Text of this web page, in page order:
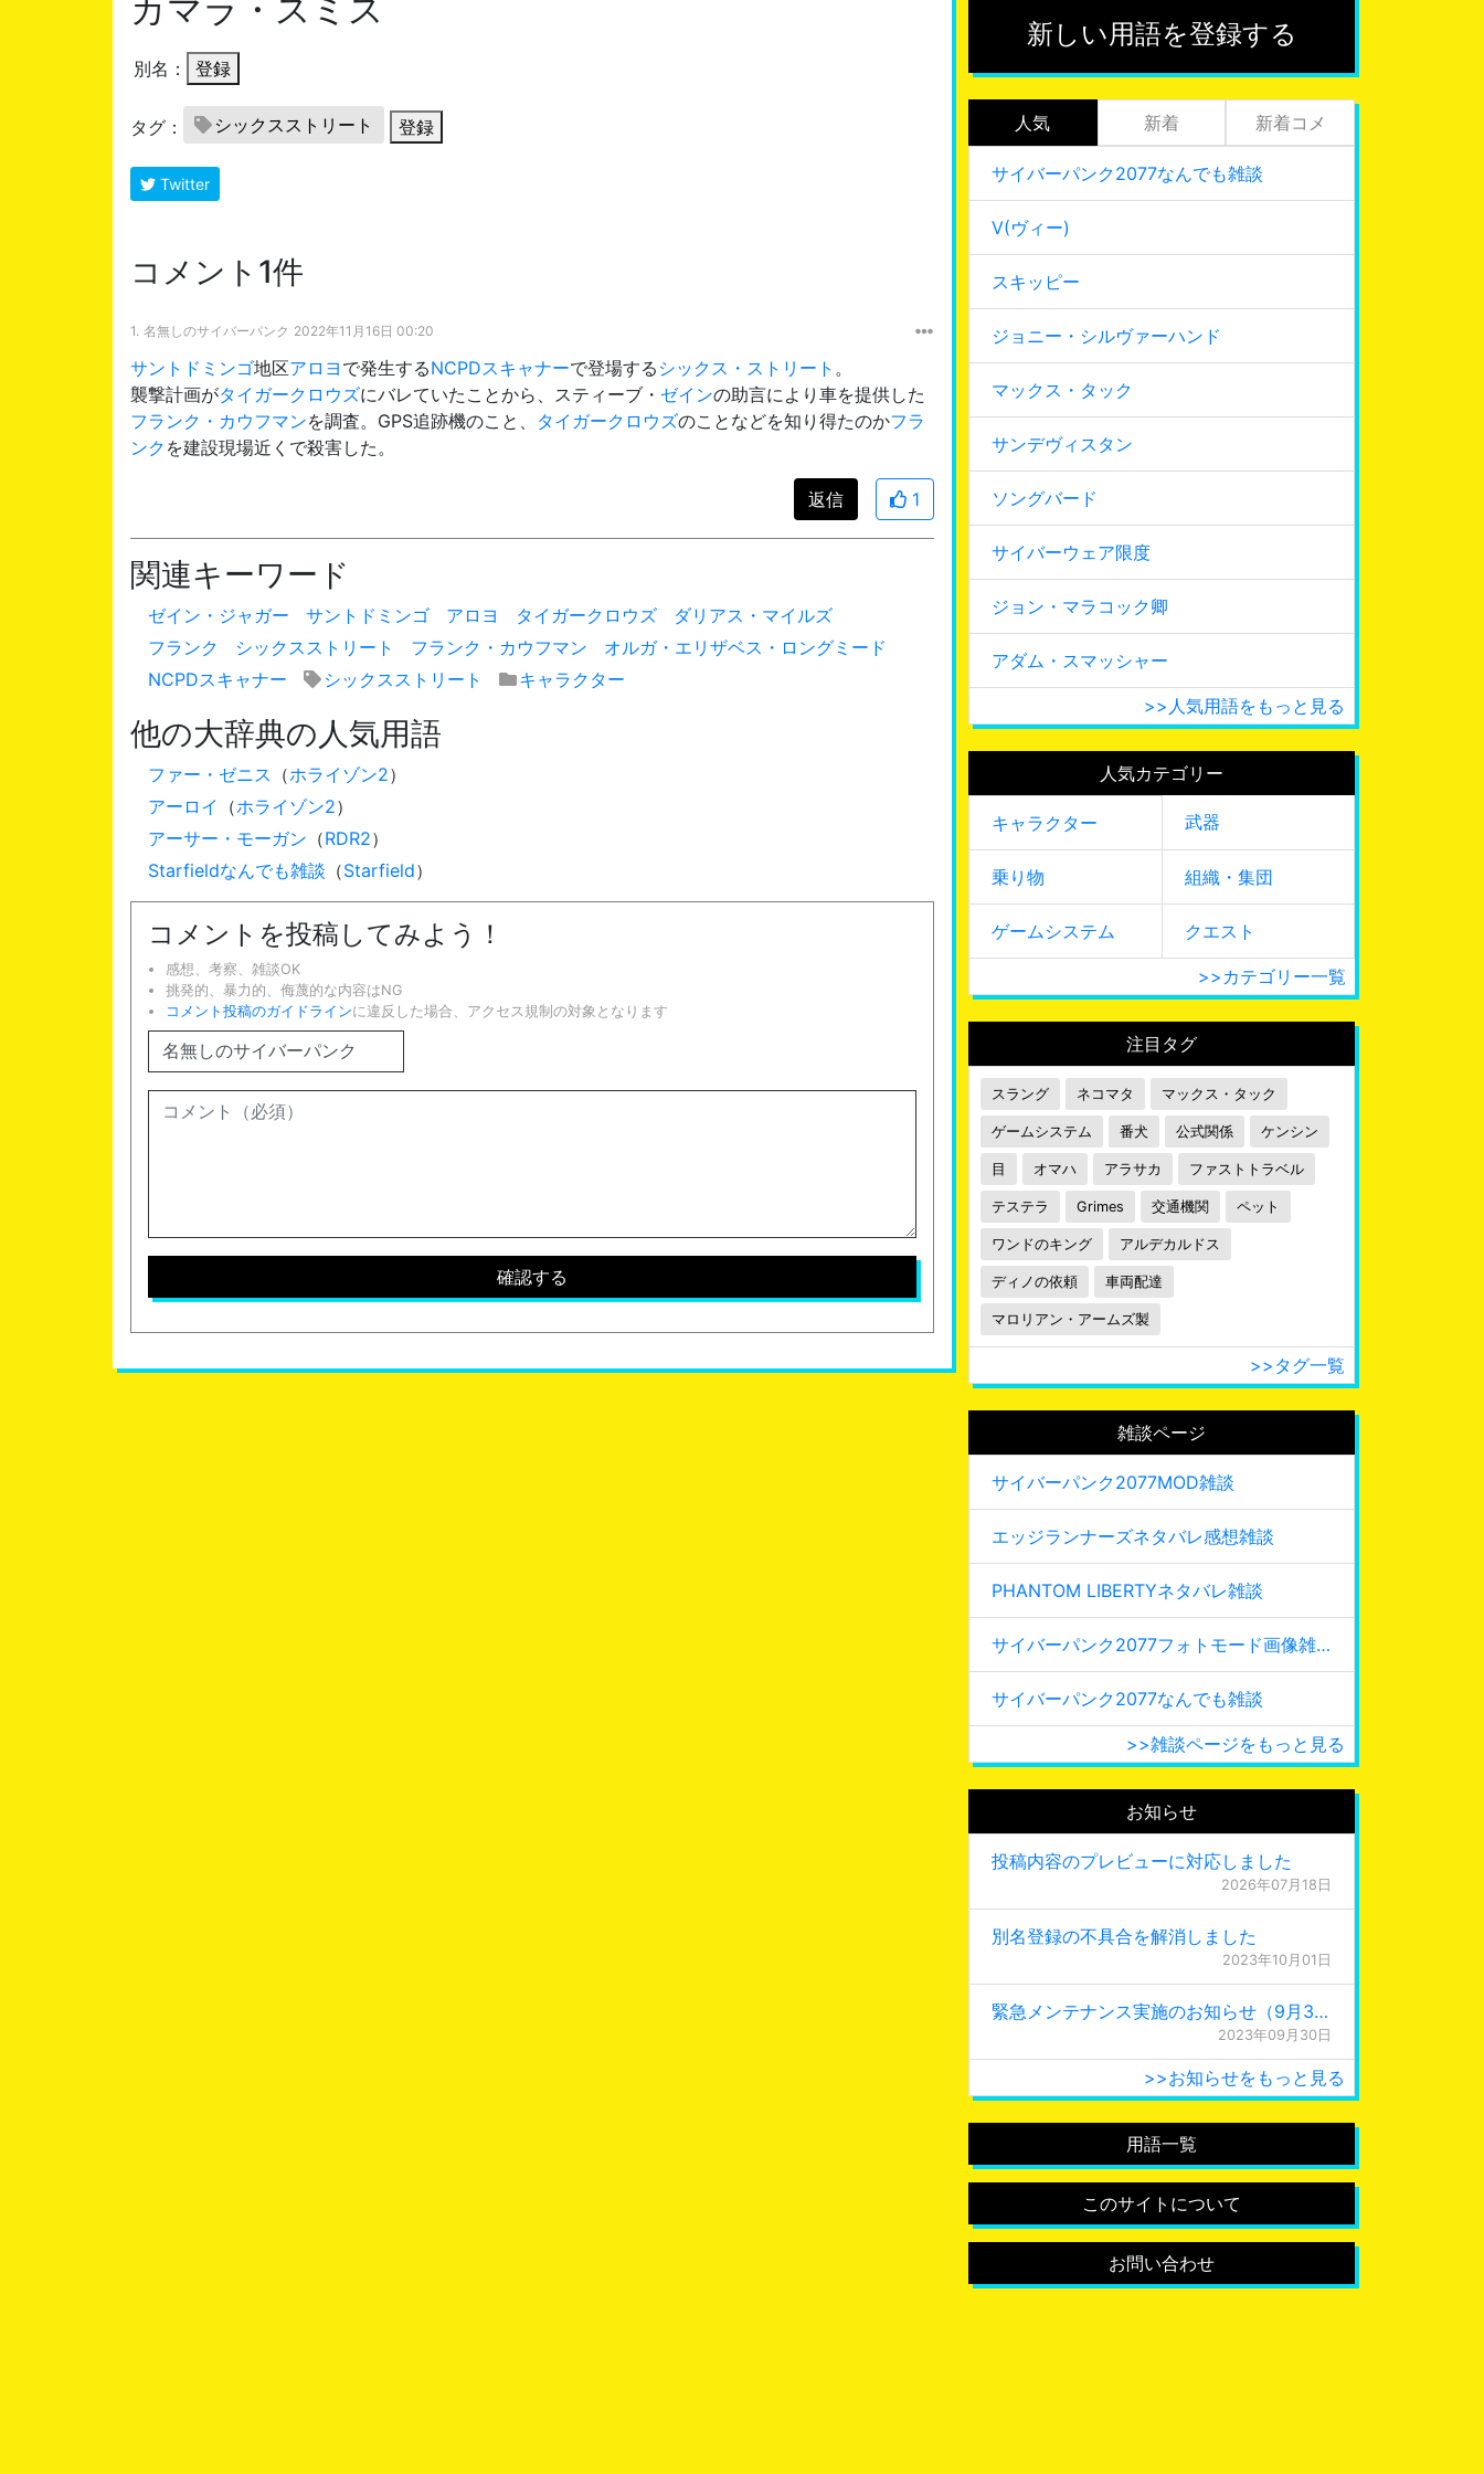
カマラ・スミス
別名： 登録
タグ： シックスストリート 登録
Twitter
コメント1件
1. 名無しのサイバーパンク 2022年11月16日 00:20
サントドミンゴ地区アロヨ で発生するNCPDスキャナーで登場する シックス・ストリート 。
襲撃計画がタイガークロウズにバレていたことから、スティーブ・ ゼインの助言により車を提供した
フランク・カウフマンを調査。GPS追跡機のこと、 タイガークロウズのことなどを知り得たのかフラ
ンク を建設現場近くで殺害した。
返信 1
関連キーワード
ゼイン・ジャガー サントドミンゴ アロヨ タイガークロウズ
ダリアス・マイルズ
フランク
シックスストリート フランク・カウフマン
オルガ・エリザベス・ロングミード
NCPDスキャナー
シックスストリート キャラクター
他の大辞典の人気用語
ファー・ゼニス （ホライゾン2）
アーロイ
（ホライゾン2）
アーサー・モーガン （RDR2）
Starfieldなんでも雑談 （Starfield）
コメントを投稿してみよう！
感想、考察、雑談OK
挑発的、暴力的、侮蔑的な内容はNG
コメント投稿のガイドラインに違反した場合、アクセス規制の対象となります
新しい用語を登録する
人気 新着 新着コメ
サイバーパンク2077なんでも雑談
V(ヴィー)
スキッピー
ジョニー・シルヴァーハンド
マックス・タック
サンデヴィスタン
ソングバード
サイバーウェア限度
ジョン・マラコック卿
アダム・スマッシャー
>>人気用語をもっと見る
人気カテゴリー
キャラクター 武器
乗り物 組織・集団
ゲームシステム クエスト
>>カテゴリー一覧
注目タグ
スラング ネコマタ マックス・タック
ゲームシステム 番犬 公式関係 ケンシン
目 オマハ アラサカ ファストトラベル
テステラ Grimes 交通機関 ペット
ワンドのキング アルデカルドス
ディノの依頼 車両配達
マロリアン・アームズ製
>>タグ一覧
雑談ページ
サイバーパンク2077MOD雑談
エッジランナーズネタバレ感想雑談
PHANTOM LIBERTYネタバレ雑談
サイバーパンク2077フォトモード画像雑談
サイバーパンク2077なんでも雑談
>>雑談ページをもっと見る
お知らせ
投稿内容のプレビューに対応しました
2026年07月18日
別名登録の不具合を解消しました
2023年10月01日
緊急メンテナンス実施のお知らせ（9月30日 0:15更新）
2023年09月30日
>>お知らせをもっと見る
用語一覧
このサイトについて
お問い合わせ